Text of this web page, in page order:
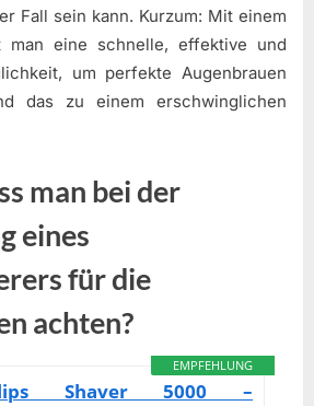
Fall sein kann. Kurzum: Mit einem
man eine schnelle, effektive und
um perfekte Augenbrauen
das zu einem erschwinglichen
man bei der
eines
für die
achten?
EMPFEHLUNG
Shaver 5000 –